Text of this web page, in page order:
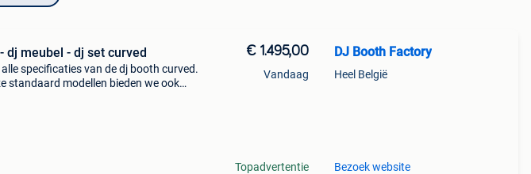
dj meubel - dj set curved
alle specificaties van de dj booth curved.
standaard modellen bieden we ook
€ 1.495,00
Vandaag
Topadvertentie
DJ Booth Factory
Heel België
Bezoek website